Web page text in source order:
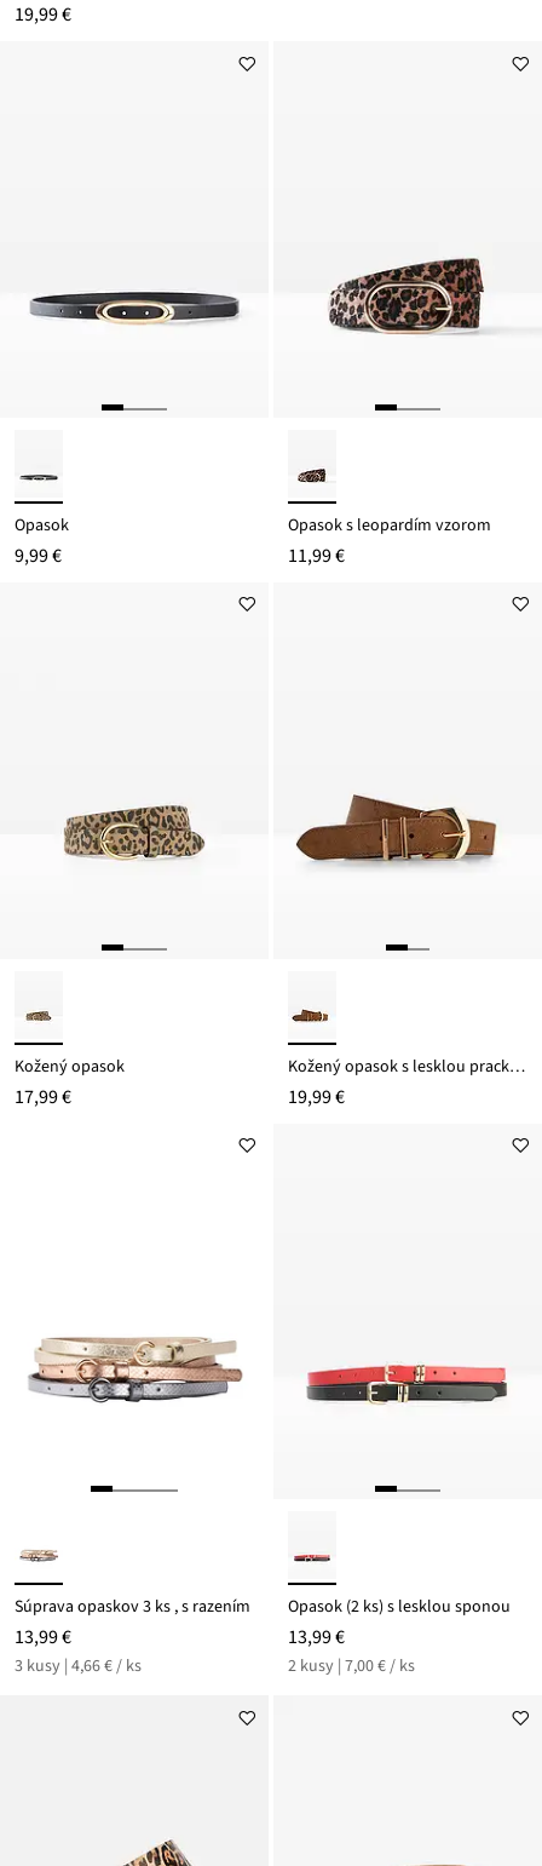
19,99 €
Opasok
9,99 €
Opasok s leopardím vzorom
11,99 €
Kožený opasok
17,99 €
Kožený opasok s lesklou prackou
19,99 €
Súprava opaskov 3 ks , s razením
13,99 €
3 kusy | 4,66 € / ks
Opasok (2 ks) s lesklou sponou
13,99 €
2 kusy | 7,00 € / ks